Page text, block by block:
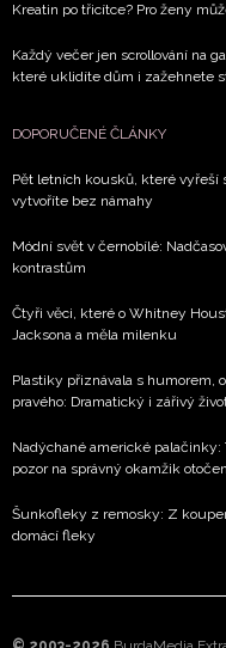
Kreatin po třicítce? Pro ženy
Každý večer jen scrollování na
které uklidíte dům i zažehnete
DOPORUČENÉ ČLÁNKY
Pět letních kousků, které vyřeší
vytvoříte bez námahy
Módní svět v černobílé:
kontrastům
Čtyři věci, které o Whitney
Jacksona a měla milenku
Plastiky přiznávala s humorem,
pravého: Dramatický i zářivý
Nadýchané americké palačinky:
pozor na správný okamžik
Šunkofleky z remosky: Z
domácí fleky